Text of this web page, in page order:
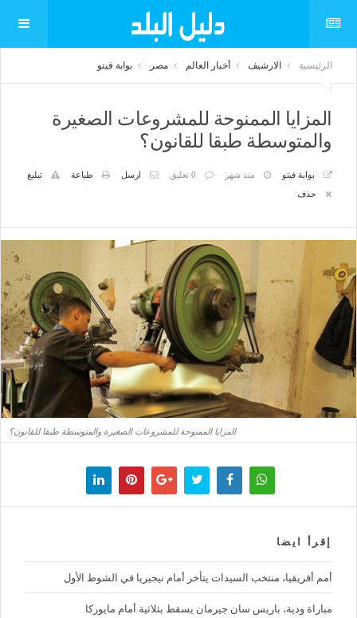
الرئيسية الارشيف أخبار العالم مصر بوابة فيتو
المزايا الممنوحة للمشروعات الصغيرة
والمتوسطة طبقا للقانون؟
بوابة فيتو منذ شهر 0 تعليق ارسل طباعة
تبليغ
حذف
المزايا الممنوحة للمشروعات الصغيرة والمتوسطة طبقا للقانون؟
إقرأ ايضا
أمم أفريقيا، منتخب السيدات يتأخر أمام نيجيريا في الشوط الأول
مباراة ودية، باريس سان جيرمان يسقط بثلاثية أمام مايوركا